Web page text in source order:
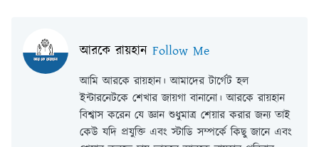
আরকে রায়হান Follow Me
আমি আরকে রায়হান। আমাদের টার্গেট হল
ইন্টারনেটকে শেখার জায়গা বানানো। আরকে রায়হান
বিশ্বাস করেন যে জ্ঞান শুধুমাত্র শেয়ার করার জন্য তাই
কেউ যদি প্রযুক্তি এবং স্টাডি সম্পর্কে কিছু জানে এবং